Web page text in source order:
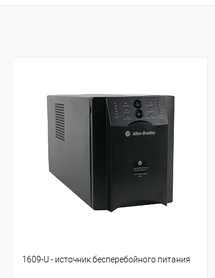
1609-U - источник бесперебойного питания